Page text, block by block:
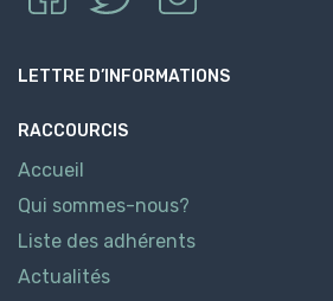
LETTRE D’INFORMATIONS
RACCOURCIS
Accueil
Qui sommes-nous?
Liste des adhérents
Actualités